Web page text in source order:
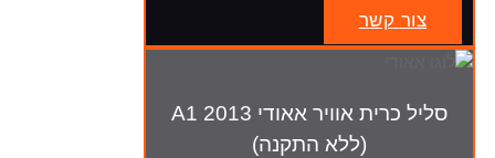
צור קשר
סליל כרית אוויר אאודי A1 2013
(ללא התקנה)